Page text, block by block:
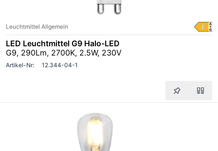
Leuchtmittel Allgemein
LED Leuchtmittel G9 Halo-LED
G9, 290Lm, 2700K, 2.5W, 230V
Artikel-Nr: 12.344-04-1